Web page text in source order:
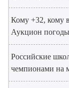
Кому +32, кому
Аукцион
Российские
чемпионами на